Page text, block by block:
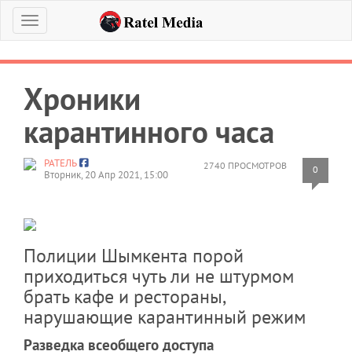
Меню
Хроники
карантинного часа
2740 ПРОСМОТРОВ 0
РАТЕЛЬ
Вторник, 20 Апр 2021, 15:00
Полиции Шымкента порой
приходиться чуть ли не штурмом
брать кафе и рестораны,
нарушающие карантинный режим
Разведка всеобщего доступа